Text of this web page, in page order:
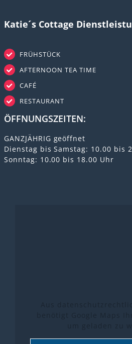
Katie´s Cottage
FRÜHSTÜCK
AFTERNOON TEA TIME
CAFÉ
RESTAURANT
ÖFFNUNGSZEITEN:
GANZJÄHRIG geöffnet
Dienstag bis Samstag: 10.00 bis
Sonntag: 10.00 bis 18.00 Uhr